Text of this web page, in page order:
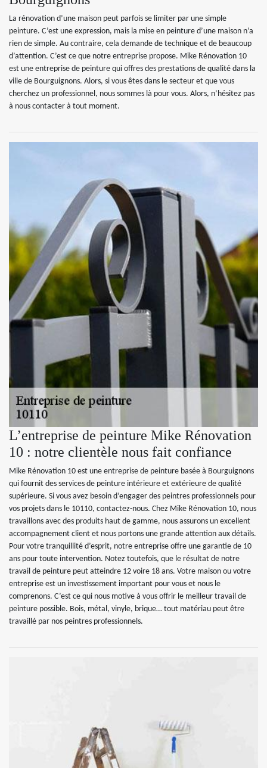
La rénovation d’une maison peut parfois se limiter par une simple
peinture. C’est une expression, mais la mise en peinture d’une maison n’a
rien de simple. Au contraire, cela demande de technique et de beaucoup
d’attention. C’est ce que notre entreprise propose. Mike Rénovation 10
est une entreprise de peinture qui offres des prestations de qualité dans la
ville de Bourguignons. Alors, si vous êtes dans le secteur et que vous
cherchez un professionnel, nous sommes là pour vous. Alors, n’hésitez pas
à nous contacter à tout moment.
L’entreprise de peinture Mike Rénovation
10 : notre clientèle nous fait confiance
Mike Rénovation 10 est une entreprise de peinture basée à Bourguignons
qui fournit des services de peinture intérieure et extérieure de qualité
supérieure. Si vous avez besoin d’engager des peintres professionnels pour
vos projets dans le 10110, contactez-nous. Chez Mike Rénovation 10, nous
travaillons avec des produits haut de gamme, nous assurons un excellent
accompagnement client et nous portons une grande attention aux détails.
Pour votre tranquillité d’esprit, notre entreprise offre une garantie de 10
ans pour toute intervention. Notez toutefois, que le résultat de notre
travail de peinture peut atteindre 12 voire 18 ans. Votre maison ou votre
entreprise est un investissement important pour vous et nous le
comprenons. C’est ce qui nous motive à vous offrir le meilleur travail de
peinture possible. Bois, métal, vinyle, brique… tout matériau peut être
travaillé par nos peintres professionnels.